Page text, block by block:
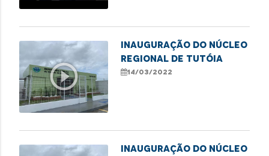
play_circle_outline
Inauguração do Núcleo
Regional de Tutóia
14/03/2022
Inauguração do Núcleo